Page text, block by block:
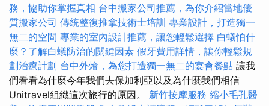
務，協助你掌握真相 台中搬家公司推薦，為你介紹當地優
質搬家公司 傳統整復推拿技術士培訓 專業設計，打造獨一
無二的空間 專業的室內設計推薦，讓您輕鬆選擇 白蟻怕什
麼？了解白蟻防治的關鍵因素 假牙費用詳情，讓你輕鬆規
劃治療計劃 台中外燴，為您打造獨一無二的宴會餐點 讓我
們看看為什麼今年我們去保加利亞以及為什麼我們相信
Unitravel組織這次旅行的原因。 新竹按摩服務 縮小毛孔醫